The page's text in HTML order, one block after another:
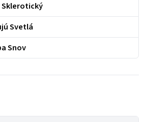
Sklerotický
Svetlá
Snov